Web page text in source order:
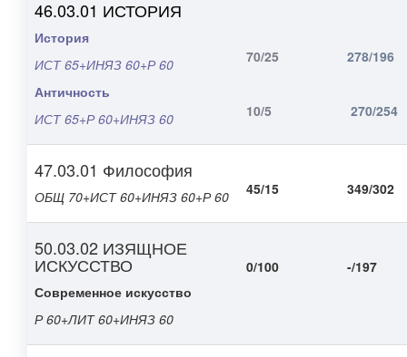
46.03.01 ИСТОРИЯ
История
ИСТ 65+ИНЯЗ 60+Р 60
Античность
ИСТ 65+Р 60+ИНЯЗ 60
70/25
10/5
278/196
270/254
47.03.01 Философия
ОБЩ 70+ИСТ 60+ИНЯЗ 60+Р 60 45/15 349/302
50.03.02 ИЗЯЩНОЕ
ИСКУССТВО
Современное искусство
Р 60+ЛИТ 60+ИНЯЗ 60
0/100 -/197